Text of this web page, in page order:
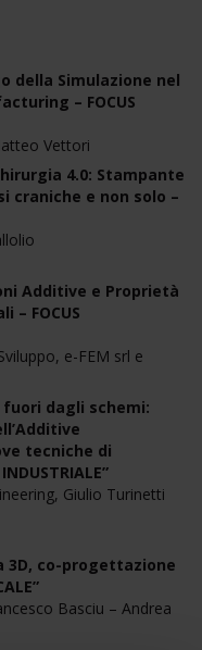
della Simulazione nel
– FOCUS
Vettori
4.0: Stampante
craniche e non solo –
Additive e Proprietà
– FOCUS
e-FEM srl e
fuori dagli schemi:
tecniche di
”
Giulio Turinetti
3D, co-progettazione
Basciu – Andrea